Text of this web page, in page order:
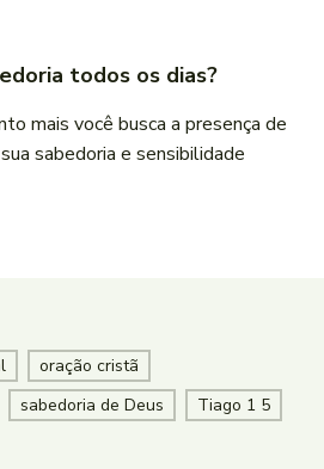
todos os dias?
mais você busca a presença de
sabedoria e sensibilidade
oração cristã
sabedoria de Deus Tiago 1 5